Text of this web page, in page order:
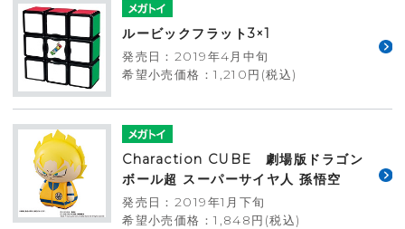
ルービックフラット3×1
発売日：2019年4月中旬
希望小売価格：1,210円(税込)
Charaction CUBE 劇場版ドラゴン
ボール超 スーパーサイヤ人 孫悟空
発売日：2019年1月下旬
希望小売価格：1,848円(税込)